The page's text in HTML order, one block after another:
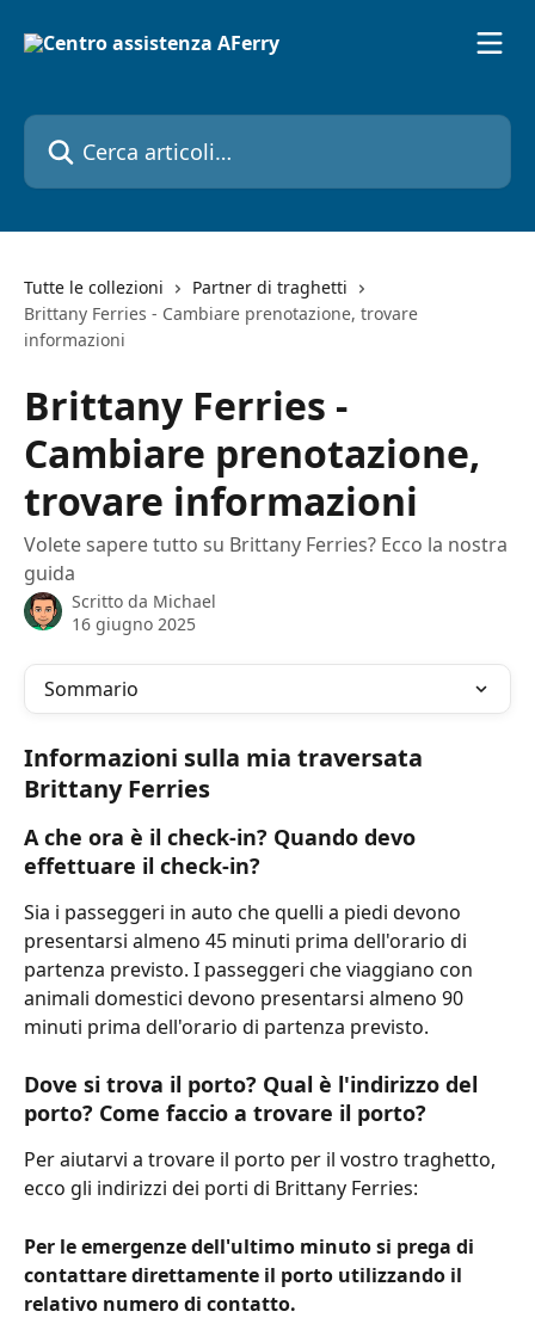
Cerca articoli…
Tutte le collezioni
Partner di traghetti
Brittany Ferries - Cambiare prenotazione, trovare
informazioni
Brittany Ferries -
Cambiare prenotazione,
trovare informazioni
Volete sapere tutto su Brittany Ferries? Ecco la nostra
guida
Scritto da Michael
16 giugno 2025
Sommario
Informazioni sulla mia traversata
Brittany Ferries
A che ora è il check-in? Quando devo
effettuare il check-in?
Sia i passeggeri in auto che quelli a piedi devono
presentarsi almeno 45 minuti prima dell'orario di
partenza previsto. I passeggeri che viaggiano con
animali domestici devono presentarsi almeno 90
minuti prima dell'orario di partenza previsto.
Dove si trova il porto? Qual è l'indirizzo del
porto? Come faccio a trovare il porto?
Per aiutarvi a trovare il porto per il vostro traghetto,
ecco gli indirizzi dei porti di Brittany Ferries:
Per le emergenze dell'ultimo minuto si prega di
contattare direttamente il porto utilizzando il
relativo numero di contatto.